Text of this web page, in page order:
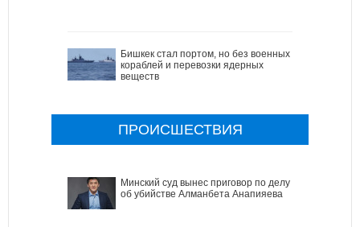
Бишкек стал портом, но без военных
кораблей и перевозки ядерных
веществ
ПРОИСШЕСТВИЯ
Минский суд вынес приговор по делу
об убийстве Алманбета Анапияева